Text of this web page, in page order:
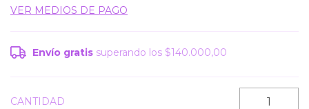
VER MEDIOS DE PAGO
Envío gratis superando los $140.000,00
CANTIDAD